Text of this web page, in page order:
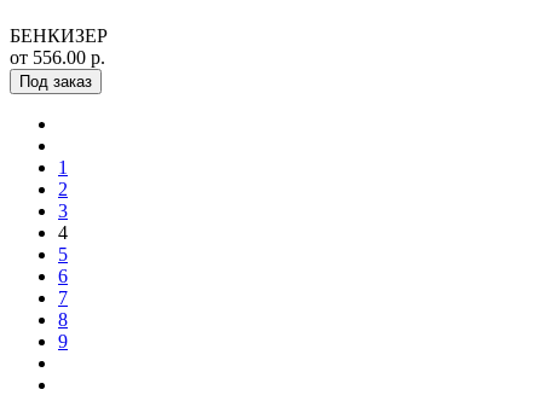
БЕНКИЗЕР
от 556.00 р.
Под заказ
1
2
3
4
5
6
7
8
9